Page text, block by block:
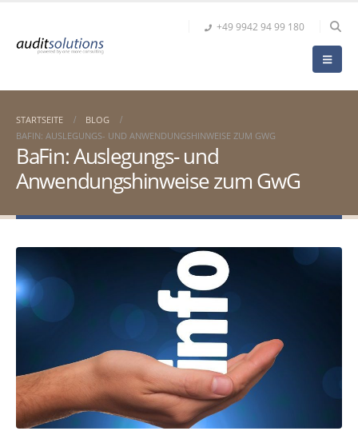
+49 9942 94 99 180
STARTSEITE
BLOG
BAFIN: AUSLEGUNGS- UND ANWENDUNGSHINWEISE ZUM GWG
BaFin: Auslegungs- und
Anwendungshinweise zum GwG